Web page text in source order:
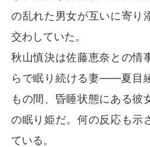
き、傲慢な義父母を踏み躙り
中を震撼させる――。
かつて世界を震撼させたマフ
だ！
国際的な武道記録を持つ最強の
世界の裏経済を牛耳るフィク
の乱れた男女が互いに寄り
交わしていた。
秋山慎決は佐藤恵奈との情
らで眠り続ける妻――夏目
もの間、昏睡状態にある彼
の眠り姫だ。何の反応も示
ている。